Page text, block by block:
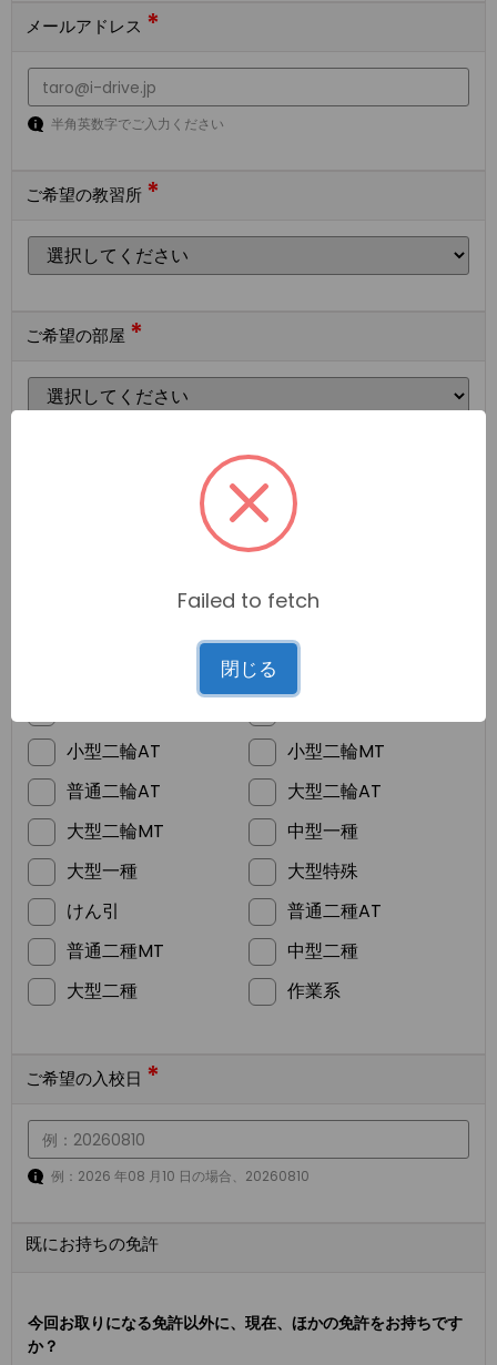
メールアドレス *
半角英数字でご入力ください
ご希望の教習所 *
ご希望の部屋 *
小型二輪AT
小型二輪MT
普通二輪AT
大型二輪AT
大型二輪MT
中型一種
大型一種
大型特殊
けん引
普通二種AT
普通二種MT
中型二種
大型二種
作業系
ご希望の入校日 *
例：2026 年08 月10 日の場合、20260810
既にお持ちの免許
今回お取りになる免許以外に、現在、ほかの免許をお持ちです
か？
Failed to fetch
閉じる